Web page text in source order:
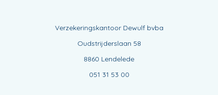
Verzekeringskantoor Dewulf bvba
Oudstrijderslaan 58
8860 Lendelede
051 31 53 00